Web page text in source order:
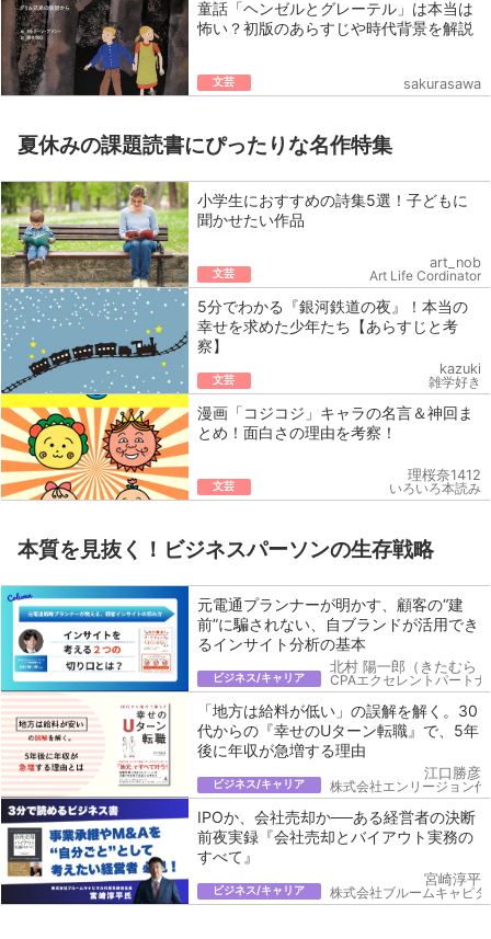
童話「ヘンゼルとグレーテル」は本当は
怖い？初版のあらすじや時代背景を解説
文芸 sakurasawa
夏休みの課題読書にぴったりな名作特集
小学生におすすめの詩集5選！子どもに
聞かせたい作品
文芸
art_nob
Art Life Cordinator
5分でわかる『銀河鉄道の夜』！本当の
幸せを求めた少年たち【あらすじと考
察】
文芸
kazuki
雑学好き
漫画「コジコジ」キャラの名言＆神回ま
とめ！面白さの理由を考察！
文芸
理桜奈1412
いろいろ本読み
本質を見抜く！ビジネスパーソンの生存戦略
元電通プランナーが明かす、顧客の“建
前”に騙されない、自ブランドが活用でき
るインサイト分析の基本
ビジネス/キャリア
北村 陽一郎（きたむら
CPAエクセレントパート
「地方は給料が低い」の誤解を解く。30
代からの『幸せのUターン転職』で、5年
後に年収が急増する理由
ビジネス/キャリア
江口勝彦
株式会社エンリージョン代
IPOか、会社売却か──ある経営者の決断
前夜実録『会社売却とバイアウト実務の
すべて』
ビジネス/キャリア
宮崎淳平
株式会社ブルームキャピ